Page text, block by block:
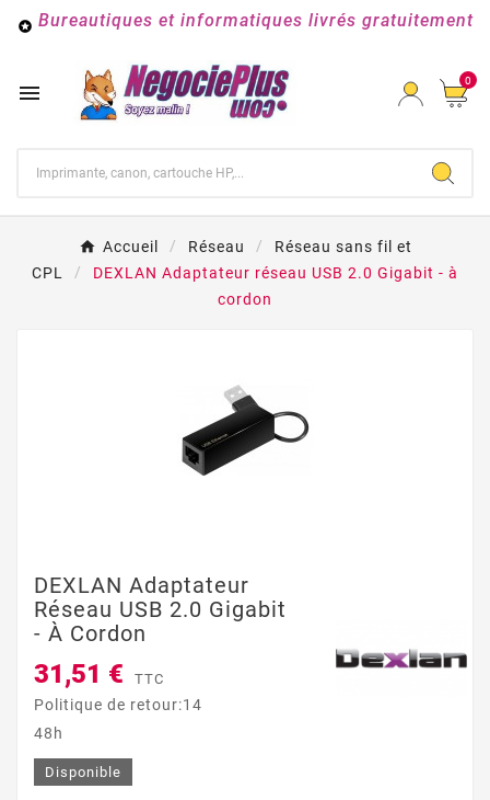
 Bureautiques et informatiques livrés gratuitement
 0
Accueil Réseau
Réseau sans fil et
CPL
DEXLAN Adaptateur réseau USB 2.0 Gigabit - à
cordon
DEXLAN Adaptateur
Réseau USB 2.0 Gigabit
- À Cordon
31,51 € TTC
Politique de retour:14
48h
Disponible